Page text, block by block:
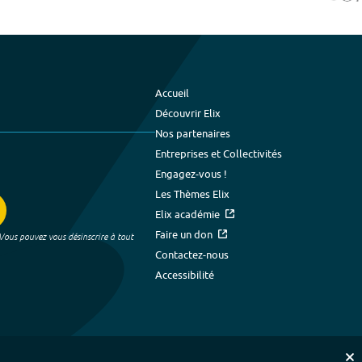
pouvez vous désinscrire à tout
Accueil
Découvrir Elix
Nos partenaires
Entreprises et Collectivités
Engagez-vous !
Les Thèmes Elix
Elix académie
Faire un don
Contactez-nous
Accessibilité